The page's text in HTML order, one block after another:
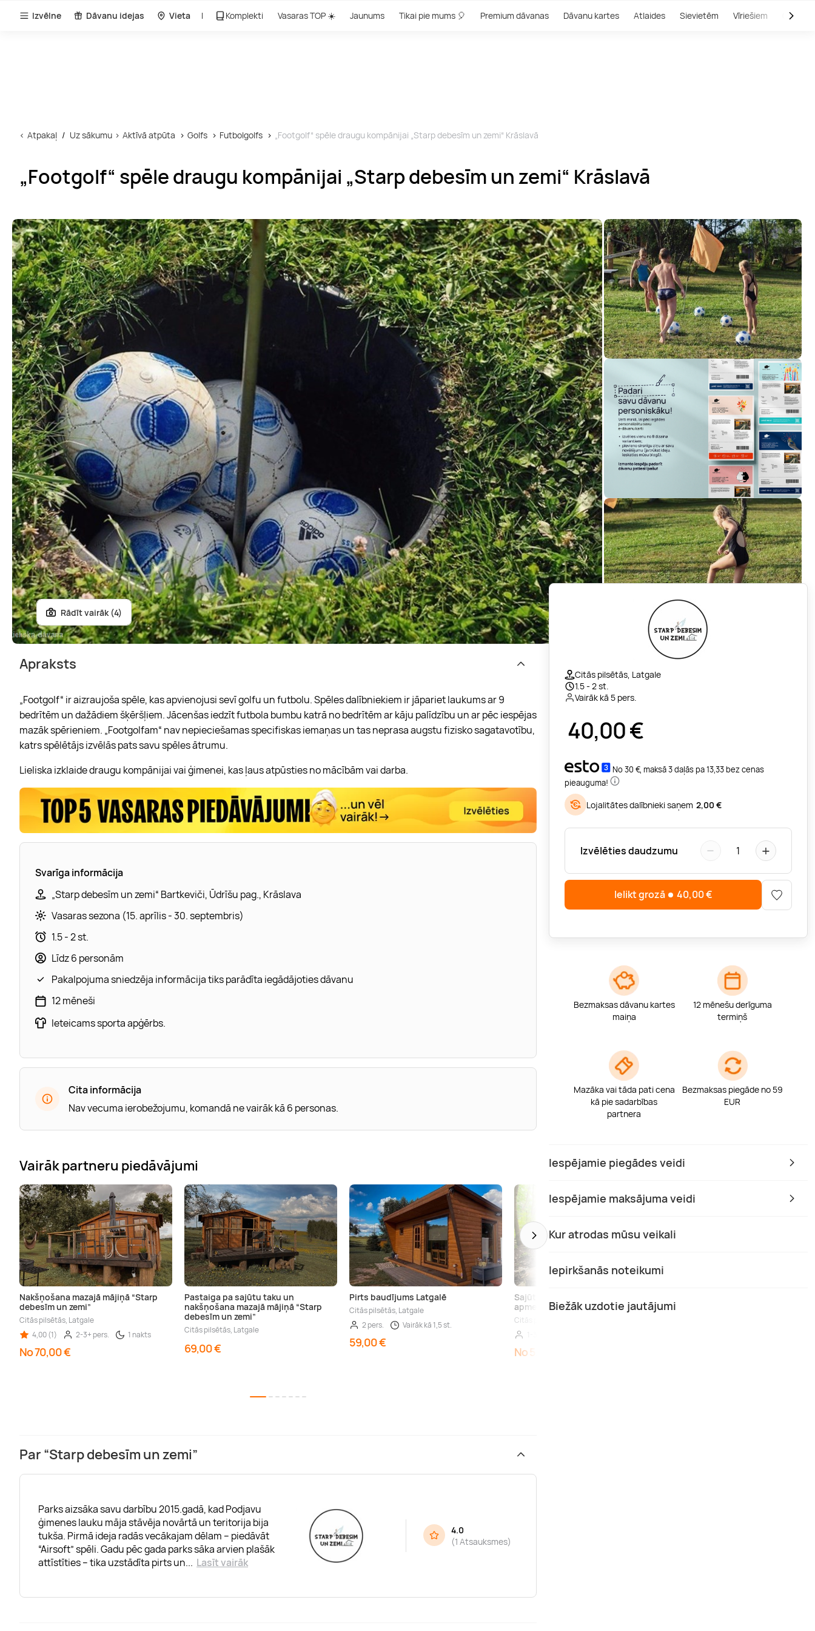
Izvēlne Dāvanu idejas Vieta Komplekti Vasaras TOP ☀️ Jaunums Tikai pie mums 🎈 Premium dāvanas Dāvanu kartes Atlaides Sievietēm Vīriešiem Outlet
Atpakaļ Uz sākumu Aktīvā atpūta Golfs Futbolgolfs „Footgolf“ spēle draugu kompānijai „Starp debesīm un zemi“ Krāslavā
„Footgolf“ spēle draugu kompānijai „Starp debesīm un zemi“ Krāslavā
Rādīt vairāk (4)
Citās pilsētās, Latgale
1.5 - 2 st.
Vairāk kā 5 pers.
40,00€
No 30 €, maksā 3 daļās pa 13,33 bez cenas
pieauguma!
Lojalitātes dalībnieki saņem 2,00 €
Izvēlēties daudzumu − 1 +
Ielikt grozā 40,00€
Bezmaksas dāvanu kartes
maiņa
12 mēnešu derīguma
termiņš
Mazāka vai tāda pati cena
kā pie sadarbības
partnera
Bezmaksas piegāde no 59
EUR
Iespējamie piegādes veidi
Iespējamie maksājuma veidi
Kur atrodas mūsu veikali
Iepirkšanās noteikumi
Biežāk uzdotie jautājumi
Apraksts
„Footgolf“ ir aizraujoša spēle, kas apvienojusi sevī golfu un futbolu. Spēles dalībniekiem ir jāpariet laukums ar 9
bedrītēm un dažādiem šķēršļiem. Jācenšas iedzīt futbola bumbu katrā no bedrītēm ar kāju palīdzību un ar pēc iespējas
mazāk spērieniem. „Footgolfam“ nav nepieciešamas specifiskas iemaņas un tas neprasa augstu fizisko sagatavotību,
katrs spēlētājs izvēlās pats savu spēles ātrumu.
Lieliska izklaide draugu kompānijai vai ģimenei, kas ļaus atpūsties no mācībām vai darba.
Svarīga informācija
„Starp debesīm un zemi“ Bartkeviči, Ūdrīšu pag., Krāslava
Vasaras sezona (15. aprīlis - 30. septembris)
1.5 - 2 st.
Līdz 6 personām
Pakalpojuma sniedzēja informācija tiks parādīta iegādājoties dāvanu
12 mēneši
Ieteicams sporta apģērbs.
Cita informācija
Nav vecuma ierobežojumu, komandā ne vairāk kā 6 personas.
Vairāk partneru piedāvājumi
Nakšņošana mazajā mājiņā “Starp
debesīm un zemi”
Citās pilsētās, Latgale
4,00 (1)
2-3+ pers. 1 nakts
No 70,00 €
Pastaiga pa sajūtu taku un
nakšņošana mazajā mājiņā “Starp
debesīm un zemi”
Citās pilsētās, Latgale
69,00 €
Pirts baudījums Latgalē
Citās pilsētās, Latgale
2 pers.
Vairāk kā 1,5 st.
59,00 €
Sajūtu takas „Starp debesīm un zemi“
apmeklējums
Citās pilsētās, Latgale
No 5,00 €
Par “Starp debesīm un zemi”
Parks aizsāka savu darbību 2015.gadā, kad Podjavu
ģimenes lauku māja stāvēja novārtā un teritorija bija
tukša. Pirmā ideja radās vecākajam dēlam – piedāvāt
“Airsoft” spēli. Gadu pēc gada parks sāka arvien plašāk
attīstīties – tika uzstādīta pirts un... Lasīt vairāk
4.0
(1 Atsauksmes)